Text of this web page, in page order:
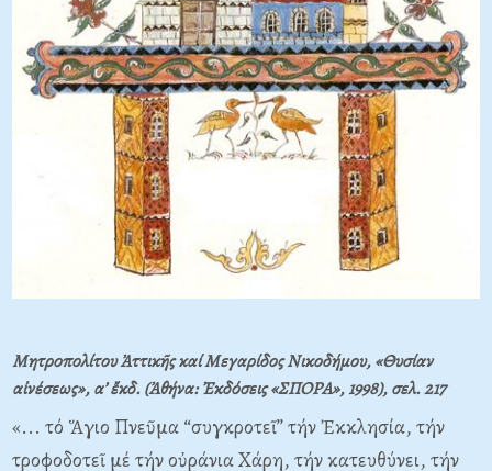
Μητροπολίτου Ἀττικῆς καί Μεγαρίδος Νικοδήμου, «Θυσίαν
αἰνέσεως», α’ ἔκδ. (Ἀθήνα: Ἐκδόσεις «ΣΠΟΡΑ», 1998), σελ. 217
«... τό Ἅγιο Πνεῦμα “συγκροτεῖ” τήν Ἐκκλησία, τήν
τροφοδοτεῖ μέ τήν οὐράνια Χάρη, τήν κατευθύνει, τήν